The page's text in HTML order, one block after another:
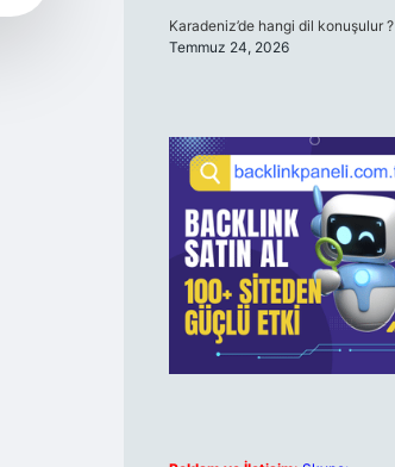
Karadeniz’de hangi dil konuşulur ?
Temmuz 24, 2026